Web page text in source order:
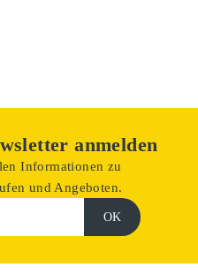
anmelden
Informationen zu
und Angeboten.